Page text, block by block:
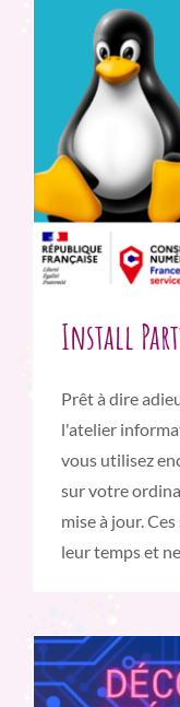
Install
Prêt à dire
l'atelier
vous utilisez
sur votre
mise à jour.
leur temps et